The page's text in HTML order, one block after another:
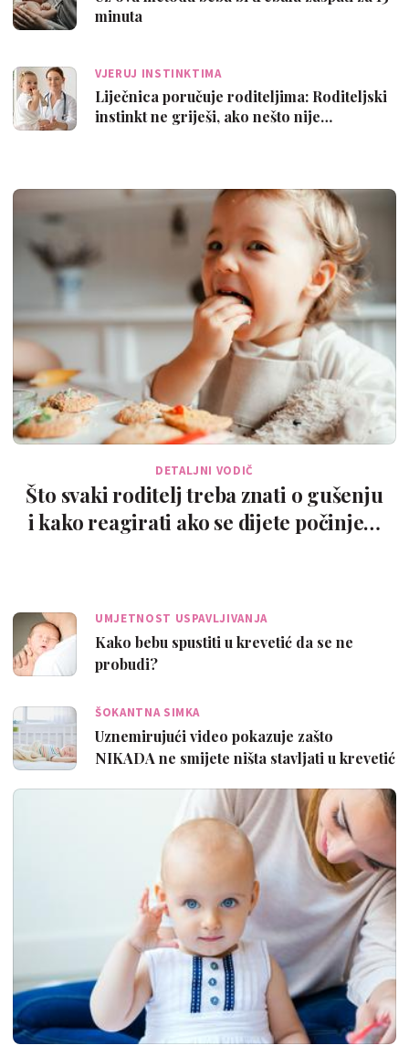
minuta
VJERUJ INSTINKTIMA
Liječnica poručuje roditeljima: Roditeljski
instinkt ne griješi, ako nešto nije…
DETALJNI VODIČ
Što svaki roditelj treba znati o gušenju
i kako reagirati ako se dijete počinje…
UMJETNOST USPAVLJIVANJA
Kako bebu spustiti u krevetić da se ne
probudi?
ŠOKANTNA SIMKA
Uznemirujući video pokazuje zašto
NIKADA ne smijete ništa stavljati u krevetić